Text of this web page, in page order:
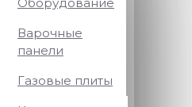
Варочные
панели
Газовые плиты